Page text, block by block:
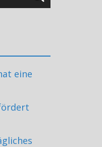
eine